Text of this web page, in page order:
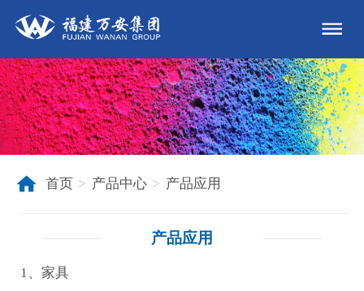
首页 > 产品中心 > 产品应用
产品应用
1、家具